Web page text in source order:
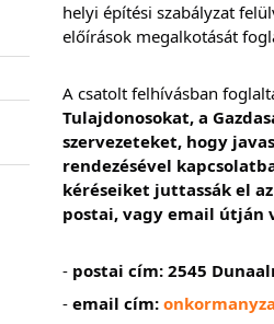
helyi építési szabályzat
előírások megalkotását
A csatolt felhívásban
Tulajdonosokat, a
szervezeteket, hogy
rendezésével
kéréseiket juttassák el
postai, vagy email útján
- postai cím: 2545
- email cím: